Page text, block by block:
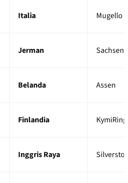
Italia Mugello
Jerman
Belanda Assen
Finlandia KymiRing
Inggris Raya